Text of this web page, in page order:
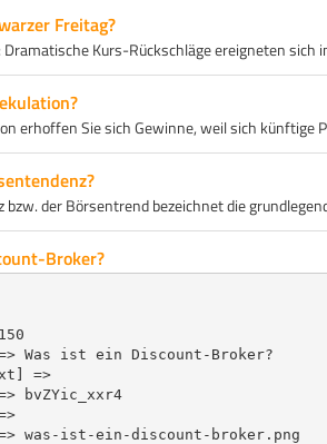
Freitag?
Dramatische Kurs-Rückschläge ereigneten sich
erhoffen Sie sich Gewinne, weil sich künftige
bzw. der Börsentrend bezeichnet die
Broker?
Was ist ein Discount-Broker?
=>
bvZYic_xxr4
was-ist-ein-discount-broker.png